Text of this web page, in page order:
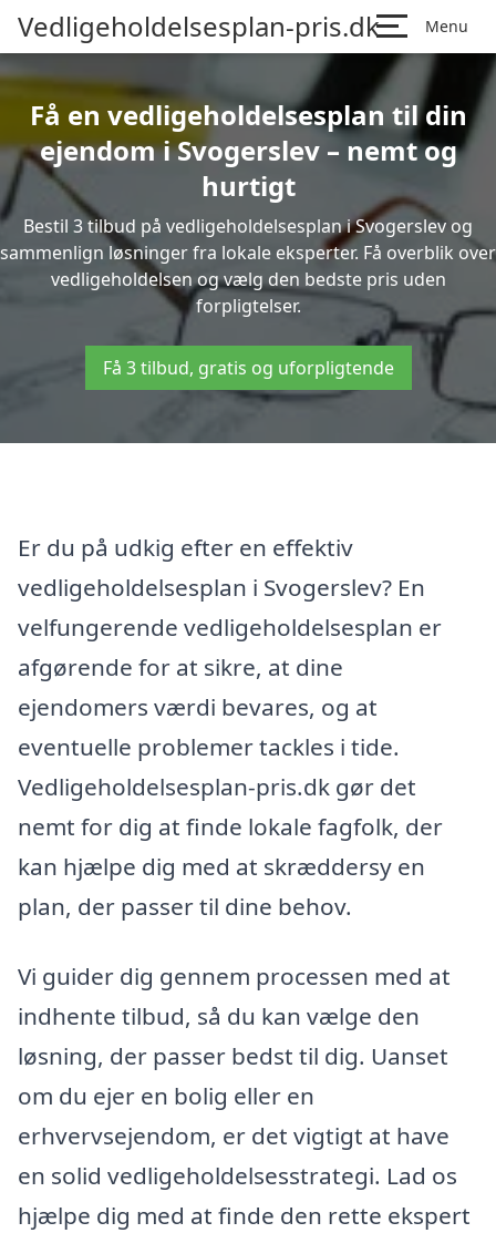
Vedligeholdelsesplan-pris.dk Menu
Få en vedligeholdelsesplan til din
ejendom i Svogerslev – nemt og
hurtigt
Bestil 3 tilbud på vedligeholdelsesplan i Svogerslev og
sammenlign løsninger fra lokale eksperter. Få overblik over
vedligeholdelsen og vælg den bedste pris uden
forpligtelser.
Få 3 tilbud, gratis og uforpligtende
Er du på udkig efter en effektiv
vedligeholdelsesplan i Svogerslev? En
velfungerende vedligeholdelsesplan er
afgørende for at sikre, at dine
ejendomers værdi bevares, og at
eventuelle problemer tackles i tide.
Vedligeholdelsesplan-pris.dk gør det
nemt for dig at finde lokale fagfolk, der
kan hjælpe dig med at skræddersy en
plan, der passer til dine behov.
Vi guider dig gennem processen med at
indhente tilbud, så du kan vælge den
løsning, der passer bedst til dig. Uanset
om du ejer en bolig eller en
erhvervsejendom, er det vigtigt at have
en solid vedligeholdelsesstrategi. Lad os
hjælpe dig med at finde den rette ekspert